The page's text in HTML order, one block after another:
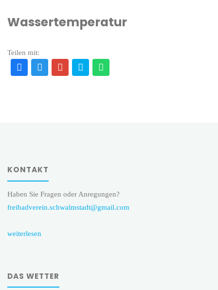
Wassertemperatur
Teilen mit:
KONTAKT
Haben Sie Fragen oder Anregungen?
freibadverein.schwalmstadt@gmail.com
weiterlesen
DAS WETTER